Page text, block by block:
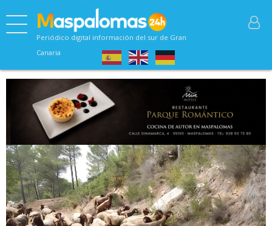
Periódico digital información del sur de Gran
Canaria